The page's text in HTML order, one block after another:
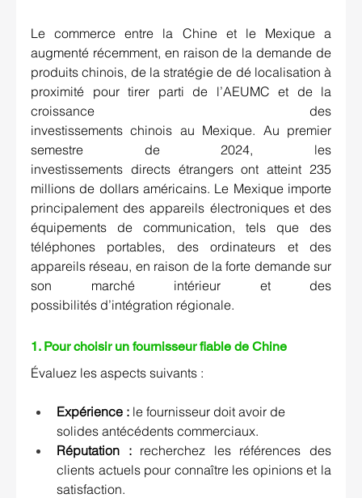
Le commerce entre la Chine et le Mexique a
augmenté récemment, en raison de la demande de
produits chinois, de la stratégie de dé localisation à
proximité pour tirer parti de l’AEUMC et de la
croissance des
investissements chinois au Mexique. Au premier
semestre de 2024, les
investissements directs étrangers ont atteint 235
millions de dollars américains. Le Mexique importe
principalement des appareils électroniques et des
équipements de communication, tels que des
téléphones portables, des ordinateurs et des
appareils réseau, en raison de la forte demande sur
son marché intérieur et des
possibilités d’intégration régionale.
1. Pour choisir un fournisseur fiable de Chine
Évaluez les aspects suivants :
Expérience : le fournisseur doit avoir de
solides antécédents commerciaux.
Réputation : recherchez les références des
clients actuels pour connaître les opinions et la
satisfaction.